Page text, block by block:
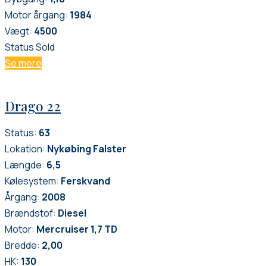
Motor årgang: 1984
Vægt: 4500
StatusSold
Se mere
Drago 22
Status: 63
Lokation: Nykøbing Falster
Længde: 6,5
Kølesystem: Ferskvand
Årgang: 2008
Brændstof: Diesel
Motor: Mercruiser 1,7 TD
Bredde: 2,00
HK: 130